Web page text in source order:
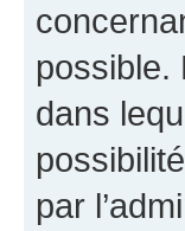
possible.
dans
par